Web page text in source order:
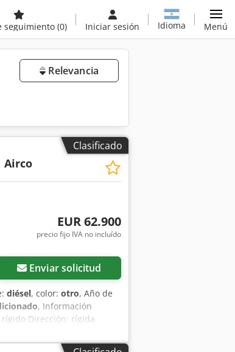
seguimiento (0) Iniciar sesión Idioma Menú
Relevancia
Clasificado
Airco
EUR 62.900
precio fijo IVA no incluído
Enviar solicitud
diésel, color: otro, Año de
, Información
Dirección: rígida
186 x 206 cm Funcional
Estado visual: muy